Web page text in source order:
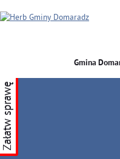
GMINA DOMARADZ
Gmina
Załatw sprawę